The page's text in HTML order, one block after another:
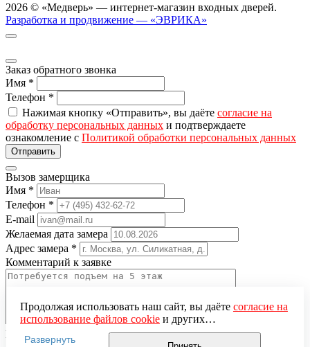
2026 © «Медверь» — интернет-магазин входных дверей.
Разработка и продвижение — «ЭВРИКА»
Заказ обратного звонка
Имя *
Телефон *
Нажимая кнопку «Отправить», вы даёте согласие на
обработку персональных данных и подтверждаете
ознакомление с Политикой обработки персональных данных
Вызов замерщика
Имя *
Телефон *
E-mail
Желаемая дата замера
Адрес замера *
Комментарий к заявке
Понравившаяся модель
Продолжая использовать наш сайт, вы даёте согласие на
использование файлов cookieи других
пользовательских данных (включая IP-адрес, сведения о
местоположении, устройстве, действиях на сайте и т. п.)
Развернуть